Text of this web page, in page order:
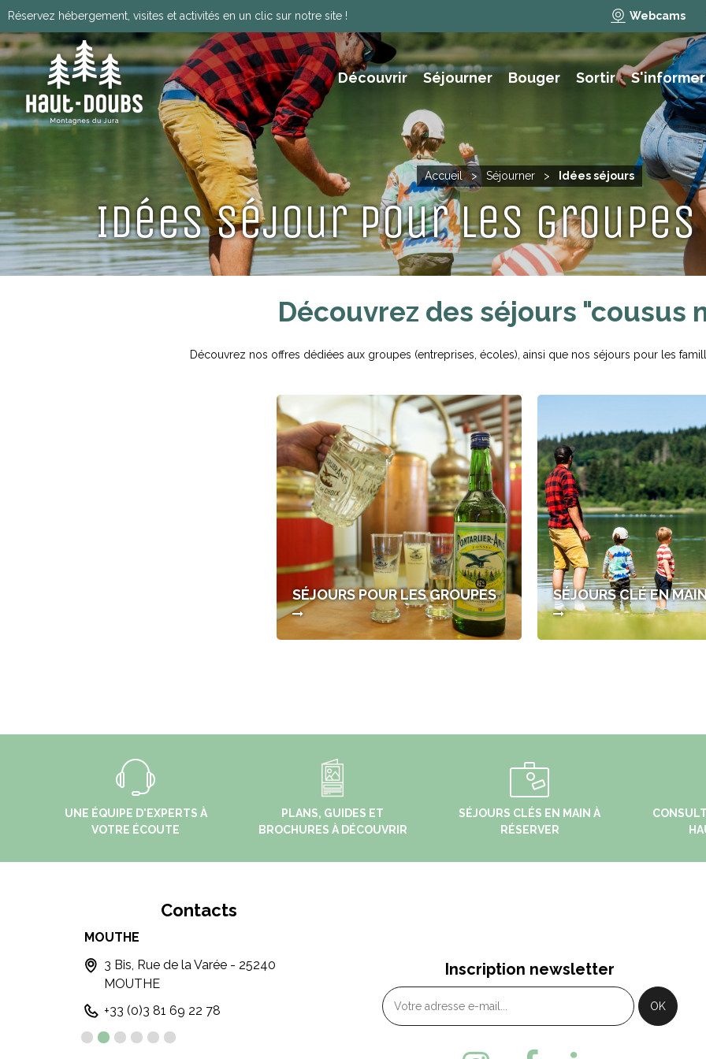
Réservez hébergement, visites et activités en un clic sur notre site ! Webcams
Découvrir Séjourner Bouger Sortir S'informer
Accueil > Séjourner > Idées séjours
Idées séjour pour les
Découvrez des séjours "cousus
Découvrez nos offres dédiées aux groupes (entreprises, écoles), ainsi que nos séjours pour les
SÉJOURS POUR LES GROUPES SÉJOURS CLÉ EN
UNE ÉQUIPE D'EXPERTS À
VOTRE ÉCOUTE
PLANS, GUIDES ET
BROCHURES À DÉCOUVRIR
SÉJOURS CLÉS EN MAIN À
RÉSERVER
Contacts
MOUTHE
3 Bis, Rue de la Varée - 25240
MOUTHE
+33 (0)3 81 69 22 78
14bis, rue de la Gare - 25300
+ 33 (0)3 81 46 48 33
4 Rue du Val Saugeais
MONTBENOIT
+ 33 (0)3 81 38 10 32
Inscription newsletter